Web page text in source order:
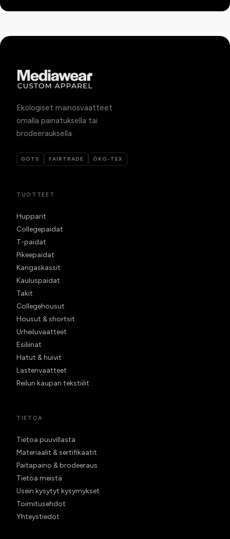
Ekologiset mainosvaatteet
omalla painatuksella tai
brodeerauksella.
GOTS FAIRTRADE ÖKO-TEX
TUOTTEET
Hupparit
Collegepaidat
T-paidat
Pikeepaidat
Kangaskassit
Kauluspaidat
Takit
Collegehousut
Housut & shortsit
Urheiluvaatteet
Esiliinat
Hatut & huivit
Lastenvaatteet
Reilun kaupan tekstiilit
TIETOA
Tietoa puuvillasta
Materiaalit & sertifikaatit
Paitapaino & brodeeraus
Tietoa meistä
Usein kysytyt kysymykset
Toimitusehdot
Yhteystiedot